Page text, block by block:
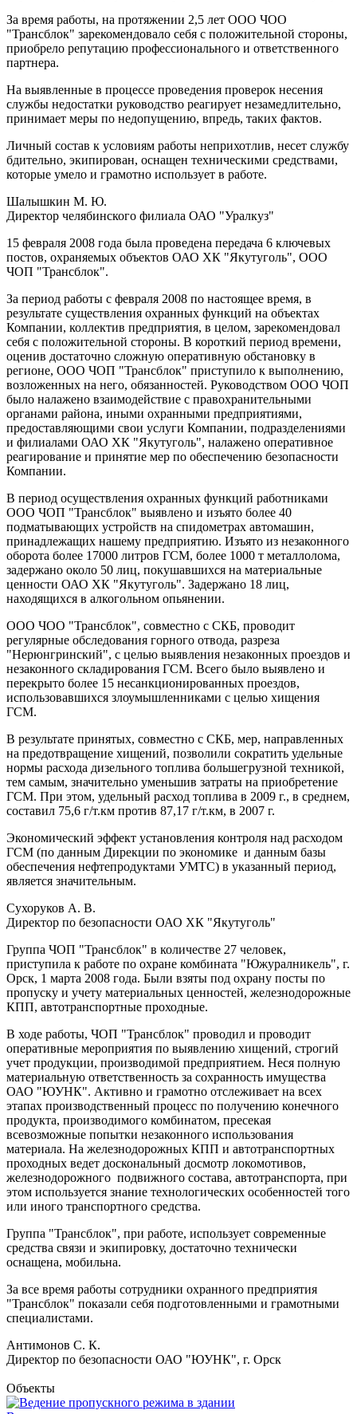
За время работы, на протяжении 2,5 лет ООО ЧОО
"Трансблок" зарекомендовало себя с положительной стороны,
приобрело репутацию профессионального и ответственного
партнера.
На выявленные в процессе проведения проверок несения
службы недостатки руководство реагирует незамедлительно,
принимает меры по недопущению, впредь, таких фактов.
Личный состав к условиям работы неприхотлив, несет службу
бдительно, экипирован, оснащен техническими средствами,
которые умело и грамотно использует в работе.
Шалышкин М. Ю.
Директор челябинского филиала ОАО "Уралкуз"
15 февраля 2008 года была проведена передача 6 ключевых
постов, охраняемых объектов ОАО ХК "Якутуголь", ООО
ЧОП "Трансблок".
За период работы с февраля 2008 по настоящее время, в
результате существления охранных функций на объектах
Компании, коллектив предприятия, в целом, зарекомендовал
себя с положительной стороны. В короткий период времени,
оценив достаточно сложную оперативную обстановку в
регионе, ООО ЧОП "Трансблок" приступило к выполнению,
возложенных на него, обязанностей. Руководством ООО ЧОП
было налажено взаимодействие с правохранительными
органами района, иными охранными предприятиями,
предоставляющими свои услуги Компании, подразделениями
и филиалами ОАО ХК "Якутуголь", налажено оперативное
реагирование и принятие мер по обеспечению безопасности
Компании.
В период осуществления охранных функций работниками
ООО ЧОП "Трансблок" выявлено и изъято более 40
подматывающих устройств на спидометрах автомашин,
принадлежащих нашему предприятию. Изъято из незаконного
оборота более 17000 литров ГСМ, более 1000 т металлолома,
задержано около 50 лиц, покушавшихся на материальные
ценности ОАО ХК "Якутуголь". Задержано 18 лиц,
находящихся в алкогольном опьянении.
ООО ЧОО "Трансблок", совместно с СКБ, проводит
регулярные обследования горного отвода, разреза
"Нерюнгринский", с целью выявления незаконных проездов и
незаконного складирования ГСМ. Всего было выявлено и
перекрыто более 15 несанкционированных проездов,
использовавшихся злоумышленниками с целью хищения
ГСМ.
В результате принятых, совместно с СКБ, мер, направленных
на предотвращение хищений, позволили сократить удельные
нормы расхода дизельного топлива большегрузной техникой,
тем самым, значительно уменьшив затраты на приобретение
ГСМ. При этом, удельный расход топлива в 2009 г., в среднем,
составил 75,6 г/т.км против 87,17 г/т.км, в 2007 г.
Экономический эффект установления контроля над расходом
ГСМ (по данным Дирекции по экономике и данным базы
обеспечения нефтепродуктами УМТС) в указанный период,
является значительным.
Сухоруков А. В.
Директор по безопасности ОАО ХК "Якутуголь"
Группа ЧОП "Трансблок" в количестве 27 человек,
приступила к работе по охране комбината "Южуралникель", г.
Орск, 1 марта 2008 года. Были взяты под охрану посты по
пропуску и учету материальных ценностей, железнодорожные
КПП, автотранспортные проходные.
В ходе работы, ЧОП "Трансблок" проводил и проводит
оперативные мероприятия по выявлению хищений, строгий
учет продукции, производимой предприятием. Неся полную
материальную ответственность за сохранность имущества
ОАО "ЮУНК". Активно и грамотно отслеживает на всех
этапах производственный процесс по получению конечного
продукта, производимого комбинатом, пресекая
всевозможные попытки незаконного использования
материала. На железнодорожных КПП и автотранспортных
проходных ведет доскональный досмотр локомотивов,
железнодорожного подвижного состава, автотранспорта, при
этом используется знание технологических особенностей того
или иного транспортного средства.
Группа "Трансблок", при работе, использует современные
средства связи и экипировку, достаточно технически
оснащена, мобильна.
За все время работы сотрудники охранного предприятия
"Трансблок" показали себя подготовленными и грамотными
специалистами.
Антимонов С. К.
Директор по безопасности ОАО "ЮУНК", г. Орск
Объекты